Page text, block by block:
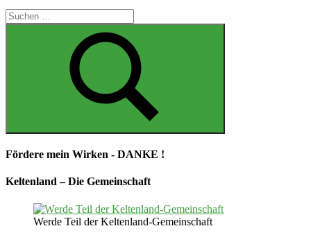
Suchen
nach:
Suchen
Fördere mein Wirken - DANKE !
Keltenland – Die Gemeinschaft
Werde Teil der Keltenland-Gemeinschaft